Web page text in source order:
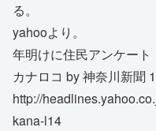
る。
yahooより。
年明けに住民アンケー
カナロコ by 神奈川新聞
http://
kana-l14